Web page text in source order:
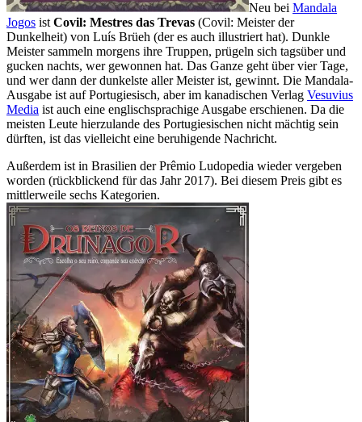
Neu bei Mandala
Jogos ist Covil: Mestres das Trevas (Covil: Meister der
Dunkelheit) von Luís Brüeh (der es auch illustriert hat). Dunkle
Meister sammeln morgens ihre Truppen, prügeln sich tagsüber und
gucken nachts, wer gewonnen hat. Das Ganze geht über vier Tage,
und wer dann der dunkelste aller Meister ist, gewinnt. Die Mandala-
Ausgabe ist auf Portugiesisch, aber im kanadischen Verlag Vesuvius
Media ist auch eine englischsprachige Ausgabe erschienen. Da die
meisten Leute hierzulande des Portugiesischen nicht mächtig sein
dürften, ist das vielleicht eine beruhigende Nachricht.
Außerdem ist in Brasilien der Prêmio Ludopedia wieder vergeben
worden (rückblickend für das Jahr 2017). Bei diesem Preis gibt es
mittlerweile sechs Kategorien.